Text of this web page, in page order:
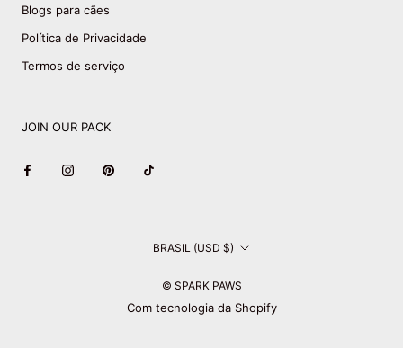
Blogs para cães
Política de Privacidade
Termos de serviço
JOIN OUR PACK
País/região BRASIL (USD $)
© SPARK PAWS
Com tecnologia da Shopify